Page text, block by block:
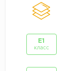
E1
класс